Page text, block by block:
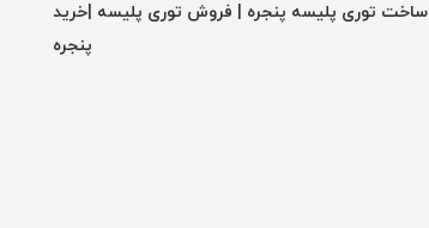
ساخت توری پلیسه پنجره | فروش توری پلیسه |خرید
پنجره